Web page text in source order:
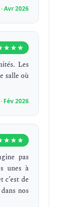
Avr 2026
Les
salle où
Fév 2026
pas
unes à
de
nos